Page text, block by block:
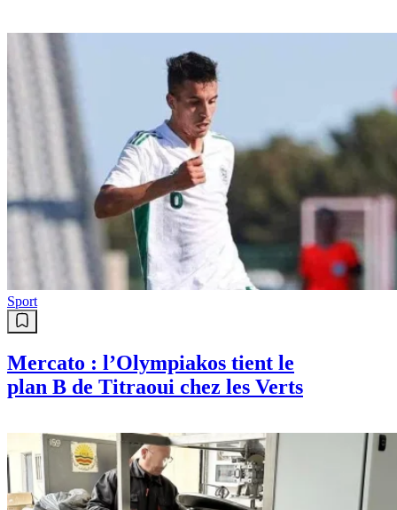
Sport
Mercato : l’Olympiakos tient le
plan B de Titraoui chez les Verts